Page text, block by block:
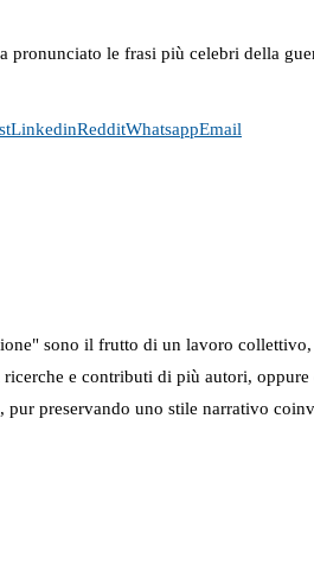
pronunciato le frasi più celebri della
LinkedinRedditWhatsappEmail
sono il frutto di un lavoro
e contributi di più autori,
pur preservando uno stile narrativo